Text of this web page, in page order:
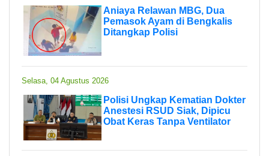
Aniaya Relawan MBG, Dua
Pemasok Ayam di Bengkalis
Ditangkap Polisi
Selasa, 04 Agustus 2026
Polisi Ungkap Kematian Dokter
Anestesi RSUD Siak, Dipicu
Obat Keras Tanpa Ventilator